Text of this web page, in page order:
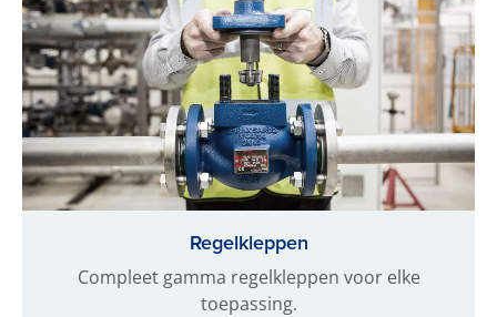
Regelkleppen
Compleet gamma regelkleppen voor elke
toepassing.